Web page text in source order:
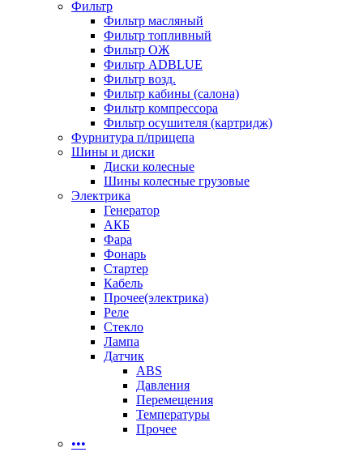
Фильтр
Фильтр масляный
Фильтр топливный
Фильтр ОЖ
Фильтр ADBLUE
Фильтр возд.
Фильтр кабины (салона)
Фильтр компрессора
Фильтр осушителя (картридж)
Фурнитура п/прицепа
Шины и диски
Диски колесные
Шины колесные грузовые
Электрика
Генератор
АКБ
Фара
Фонарь
Стартер
Кабель
Прочее(электрика)
Реле
Стекло
Лампа
Датчик
ABS
Давления
Перемещения
Температуры
Прочее
•••